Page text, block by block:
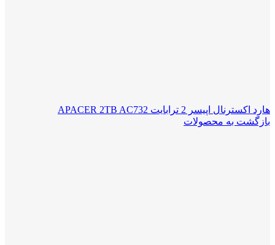
هارد اکسترنال اپیسر 2 ترابایت APACER 2TB AC732
بازگشت به محصولات